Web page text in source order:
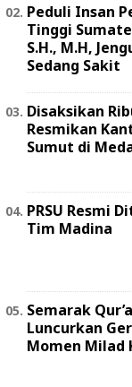
Peduli Insan
Tinggi
S.H., M.H,
Sedang Sakit
Disaksikan
Resmikan
Sumut di
PRSU Resmi
Tim Madina
Semarak
Luncurkan
Momen Milad